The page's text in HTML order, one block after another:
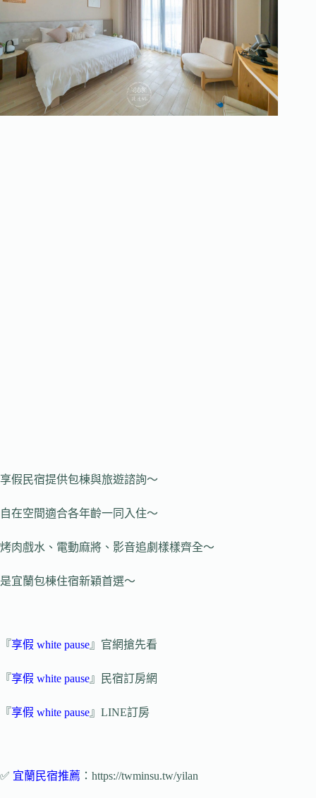
享假民宿提供包棟與旅遊諮詢～
自在空間適合各年齡一同入住～
烤肉戲水、電動麻將、影音追劇樣樣齊全～
是宜蘭包棟住宿新穎首選～
『享假 white pause』官網搶先看
『享假 white pause』民宿訂房網
『享假 white pause』LINE訂房
✅ 宜蘭民宿推薦 ：https://twminsu.tw/yilan